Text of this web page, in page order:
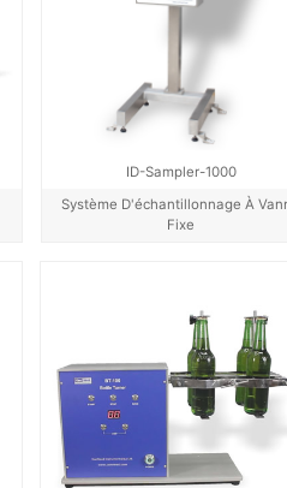
ID-Sampler-1000
Système D'échantillonnage À
Fixe